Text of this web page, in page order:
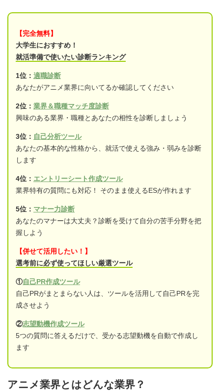
【完全無料】
大学生におすすめ！
就活準備で使いたい診断ランキング
1位： 適職診断
あなたがアニメ業界に向いてるか確認してください
2位： 業界＆職種マッチ度診断
興味のある業界・職種とあなたの相性を診断しましょう
3位： 自己分析ツール
あなたの基本的な性格から、就活で使える強み・弱みを診断
します
4位： エントリーシート作成ツール
業界特有の質問にも対応！ そのまま使えるESが作れます
5位： マナー力診断
あなたのマナーは大丈夫？診断を受けて自分の苦手分野を把
握しよう
【併せて活用したい！】
選考前に必ず使ってほしい厳選ツール
①自己PR作成ツール
自己PRがまとまらない人は、ツールを活用して自己PRを完
成させよう
②志望動機作成ツール
5つの質問に答えるだけで、受かる志望動機を自動で作成し
ます
アニメ業界とはどんな業界？